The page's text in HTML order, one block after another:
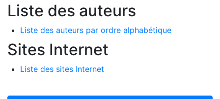
Liste des auteurs
Liste des auteurs par ordre alphabétique
Sites Internet
Liste des sites Internet